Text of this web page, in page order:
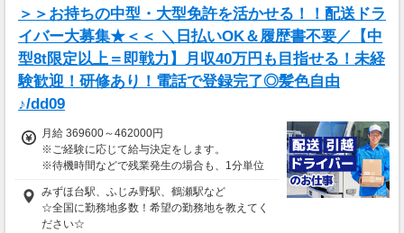
＞＞お持ちの中型・大型免許を活かせる！！配送ドラ
イバー大募集★＜＜ ＼日払いOK＆履歴書不要／【中
型8t限定以上＝即戦力】月収40万円も目指せる！未経
験歓迎！研修あり！電話で登録完了◎髪色自由
♪/dd09
月給 369600～462000円
※ご経験に応じて給与決定をします。
※待機時間などで残業発生の場合も、1分単位
で残業代をお支払いします！
※研修・研修時給については面談時にお伝えし
ます
＊交通費一部支給（案件による）
みずほ台駅、ふじみ野駅、鶴瀬駅など
☆全国に勤務地多数！希望の勤務地を教えてく
ださい☆